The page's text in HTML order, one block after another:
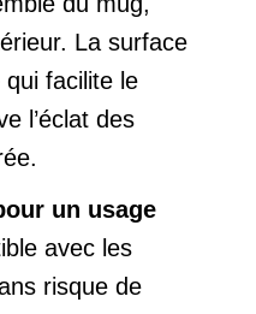
La surface
facilite le
l’éclat des
un usage
avec les
risque de